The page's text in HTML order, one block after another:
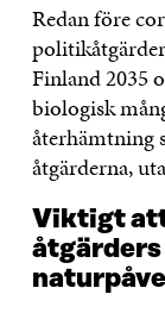
Redan före
Finland 2035
biologisk
återhämtning
åtgärderna,
Viktigt